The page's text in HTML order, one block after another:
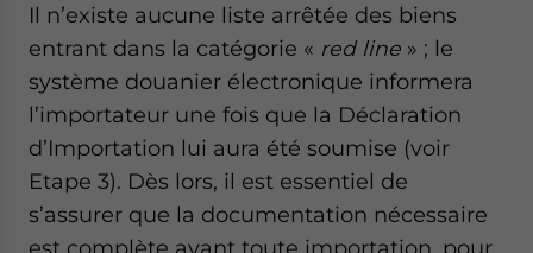
Il n’existe aucune liste arrêtée des biens
entrant dans la catégorie « red line » ; le
système douanier électronique informera
l’importateur une fois que la Déclaration
d’Importation lui aura été soumise (voir
Etape 3). Dès lors, il est essentiel de
s’assurer que la documentation nécessaire
est complète avant toute importation, pour